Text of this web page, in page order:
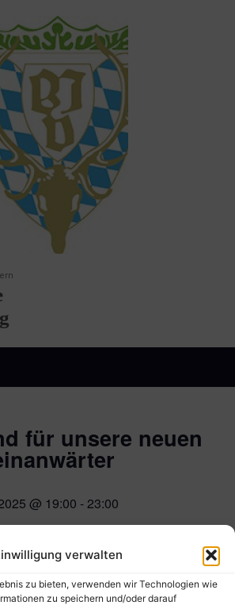
verwalten
zu bieten, verwenden wir Technologien wie
zu speichern und/oder darauf
für unsere neuen
@ 19:00 -23:00
der Kreisgruppe Bad